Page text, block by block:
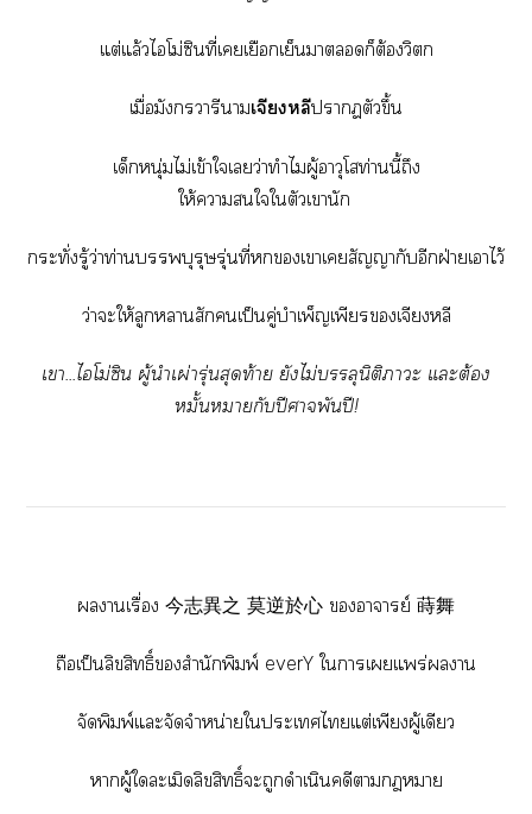
แต่แล้วไโม่ซินที่เเยือกเย็นาก็ต้องวิตก
เมื่อมังกรวารีาเจียงหลีาตัวขึ้น
เด็กหนุ่มไม่เข้าใเว่าทำไมผู้อาวุโสท่านนี้ถึง
ให้าใใตัวเานัก
กระทั่งรู้ว่าท่านบรรพบุรุษรุ่นที่เาเสัญญากับอีกฝ่ายเาไว้
ว่าะให้ลูกาสักเป็นคู่บำเพ็ญเพียรเจียงหลี
เา...ไโม่ซิน ผู้นำเผ่ารุ่นสุดท้าย ยังไม่บรรลุนิติาะ แะต้อง
หมั้นากับปีศาจพันปี!
านเรื่อง 今志異之 莫逆於心 อาจารย์ 蒔舞
ถือเป็นลิขสิทธิ์สำนักพิมพ์ everY ใาเแพร่าน
จัดพิมพ์แะจัดจำหน่ายใะเไแต่เพียงผู้เดียว
าผู้ใละเมิดลิขสิทธิ์ะถูกดำเนินคดีาา